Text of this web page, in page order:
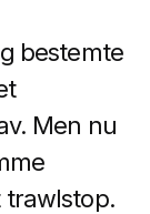
bestemte
Men nu
trawlstop.